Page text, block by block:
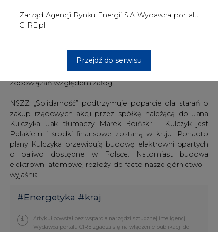
elektrowni atomowej rozłoży de facto nasze górnictwo –
wyjaśnia.
Energetyka #kraj
Artykuł powstał bez wsparcia narzędzi sztucznej inteligencji.
Wydawca portalu CIRE zgadza się na włączenie publikacji do
szkoleń treningowych LLM.
KOMENTARZE
TREŚĆ KOMENTARZA